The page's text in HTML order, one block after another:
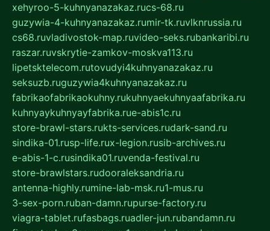
xehyroo-5-kuhnyanazakaz.rucs-68.ru
guzywia-4-kuhnyanazakaz.rumir-tk.ruvlknrussia.ru
cs68.ruvladivostok-map.ruvideo-seks.rubankaribi.ru
raszar.ruvskrytie-zamkov-moskva113.ru
lipetsktelecom.rutovudyi4kuhnyanazakaz.ru
seksuzb.ruguzywia4kuhnyanazakaz.ru
fabrikaofabrikaokuhny.rukuhnyaekuhnyaafabrika.ru
kuhnyaykuhnyayfabrika.rue-abis1c.ru
store-brawl-stars.rukts-services.rudark-sand.ru
sindika-01.rusp-life.rux-legion.rusib-archives.ru
e-abis-1-c.rusindika01.ruvenda-festival.ru
store-brawlstars.rudooraleksandria.ru
antenna-highly.rumine-lab-msk.ru1-mus.ru
3-sex-porn.ruban-damn.rupurse-factory.ru
viagra-tablet.rufasbags.ruadler-jun.rubandamn.ru